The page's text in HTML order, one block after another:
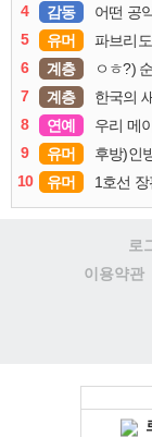
4
감동 어떤 공
5
유머 파브리
6
계층 ㅇㅎ?)
7
계층 한국의
8
연예 우리 메
9
유머 후방)인
10
유머 1호선
로
이용약관